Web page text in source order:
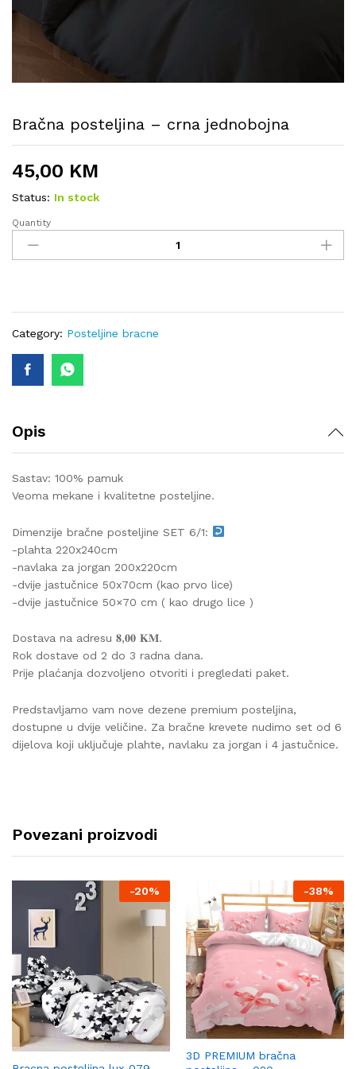
Bračna posteljina – crna jednobojna
45,00 KM
Status: In stock
Bračna
posteljina
-
quantity
Quantity
Category: Posteljine bracne
Opis
Sastav: 100% pamuk
Veoma mekane i kvalitetne posteljine.
Dimenzije bračne posteljine SET 6/1:
-plahta 220x240cm
-navlaka za jorgan 200x220cm
-dvije jastučnice 50x70cm (kao prvo lice)
-dvije jastučnice 50×70 cm ( kao drugo lice )
Dostava na adresu 𝟖,𝟎𝟎 𝐊𝐌.
Rok dostave od 2 do 3 radna dana.
Prije plaćanja dozvoljeno otvoriti i pregledati paket.
Predstavljamo vam nove dezene premium posteljina,
dostupne u dvije veličine. Za bračne krevete nudimo set od 6
dijelova koji uključuje plahte, navlaku za jorgan i 4 jastučnice.
Povezani proizvodi
-20% -38%
3D PREMIUM bračna